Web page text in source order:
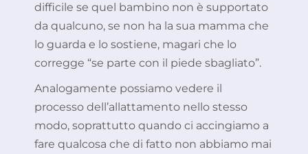
difficile se quel bambino non è supportato
da qualcuno, se non ha la sua mamma che
lo guarda e lo sostiene, magari che lo
corregge “se parte con il piede sbagliato”.
Analogamente possiamo vedere il
processo dell’allattamento nello stesso
modo, soprattutto quando ci accingiamo a
fare qualcosa che di fatto non abbiamo mai